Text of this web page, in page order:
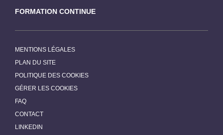
FORMATION CONTINUE
MENTIONS LÉGALES
PLAN DU SITE
POLITIQUE DES COOKIES
GÉRER LES COOKIES
FAQ
CONTACT
LINKEDIN